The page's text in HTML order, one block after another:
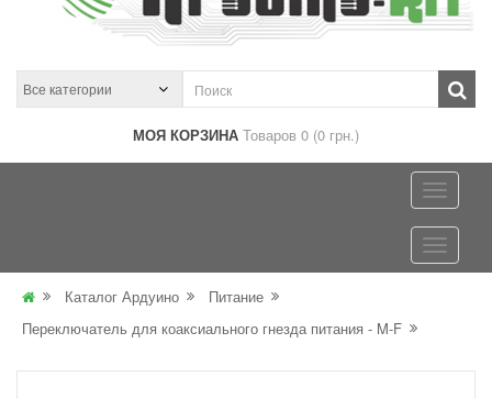
МОЯ КОРЗИНА Товаров 0 (0 грн.)
Каталог Ардуино
Питание
Переключатель для коаксиального гнезда питания - M-F